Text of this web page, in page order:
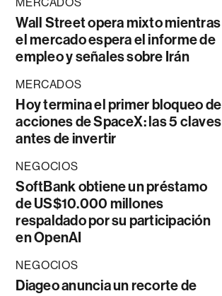
Wall Street opera mixto mientras
el mercado espera el informe de
empleo y señales sobre Irán
MERCADOS
Hoy termina el primer bloqueo de
acciones de SpaceX: las 5 claves
antes de invertir
NEGOCIOS
SoftBank obtiene un préstamo
de US$10.000 millones
respaldado por su participación
en OpenAI
NEGOCIOS
Diageo anuncia un recorte de